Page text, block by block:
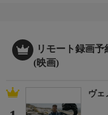
リモート録画
(映画)
ヴェ